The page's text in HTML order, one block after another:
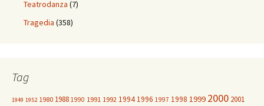
Teatrodanza (7)
Tragedia (358)
Tag
1949 1952 1980 1988 1990 1991 1992 19941996 1997 1998 1999 2000 2001